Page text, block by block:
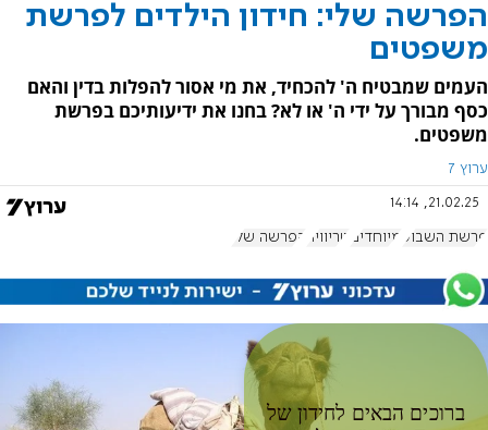
הפרשה שלי: חידון הילדים לפרשת
משפטים
העמים שמבטיח ה' להכחיד, את מי אסור להפלות בדין והאם
כסף מבורך על ידי ה' או לא? בחנו את ידיעותיכם בפרשת
משפטים.
ערוץ 7
21.02.25, 14:14
פרשת השבוע מיוחדים טריוויה הפרשה שלי